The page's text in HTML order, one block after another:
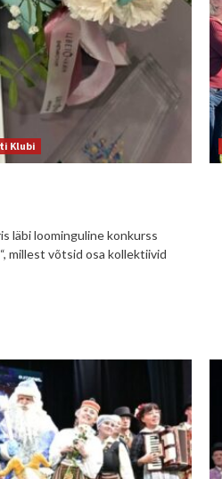
Klubi
läbi loominguline konkurss
millest võtsid osa kollektiivid